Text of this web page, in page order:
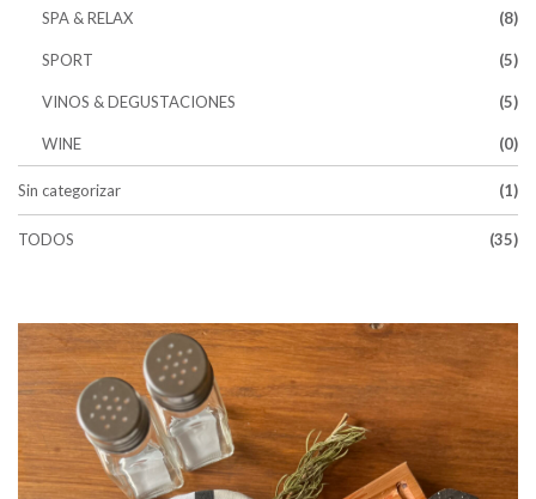
SPA & RELAX (8)
SPORT (5)
VINOS & DEGUSTACIONES (5)
WINE (0)
Sin categorizar (1)
TODOS (35)